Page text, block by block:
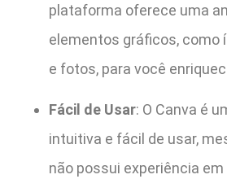
plataforma oferece uma
elementos gráficos, como
e fotos, para você
Fácil de Usar: O Canva é
intuitiva e fácil de usar,
não possui experiência